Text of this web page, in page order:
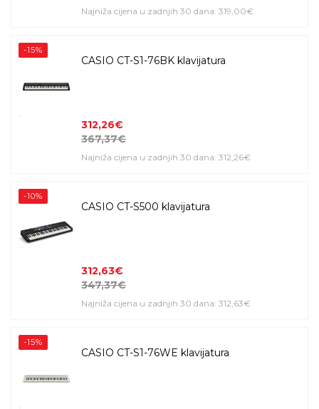
Najniža cijena u zadnjih 30 dana: 319,00€
-15%
CASIO CT-S1-76BK klavijatura
312,26€
367,37€
Najniža cijena u zadnjih 30 dana: 312,26€
-10%
CASIO CT-S500 klavijatura
312,63€
347,37€
Najniža cijena u zadnjih 30 dana: 312,63€
-15%
CASIO CT-S1-76WE klavijatura